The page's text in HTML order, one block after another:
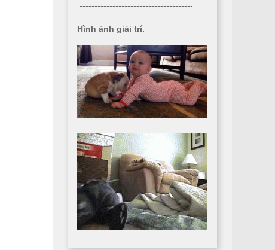
--------------------------------------
Hình ảnh giải trí.